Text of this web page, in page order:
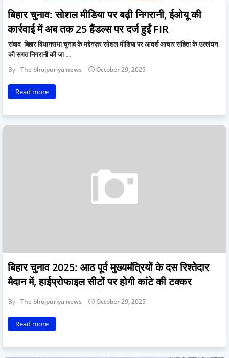
बिहार चुनाव: सोशल मीडिया पर बढ़ी निगरानी, ईओयू की
कार्रवाई में अब तक 25 हैंडल्स पर दर्ज हुईं FIR
संवाद बिहार विधानसभा चुनाव के मद्देनज़र सोशल मीडिया पर आदर्श आचार संहिता के उल्लंघन
की सख्त निगरानी की जा …
The bhojpuriya news October 29, 2025
Read more
बिहार चुनाव 2025: आठ पूर्व मुख्यमंत्रियों के दस रिश्तेदार
मैदान में, हाईप्रोफाइल सीटों पर होगी कांटे की टक्कर
The bhojpuriya news October 29, 2025
Read more